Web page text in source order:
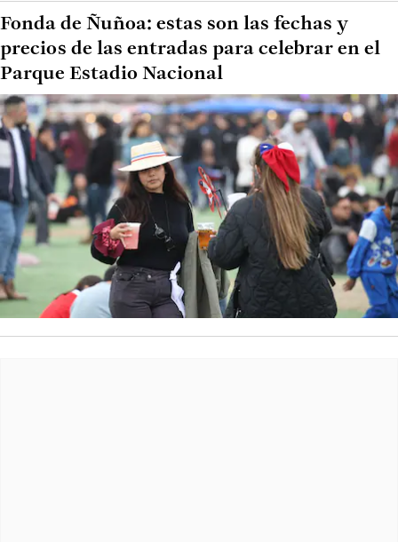
Fonda de Ñuñoa: estas son las fechas y
precios de las entradas para celebrar en el
Parque Estadio Nacional